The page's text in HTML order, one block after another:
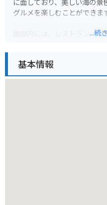
グルメを楽しむことができま
施設内には、レストラン、
バイクで訪れる場合、道の
...続
基本情報